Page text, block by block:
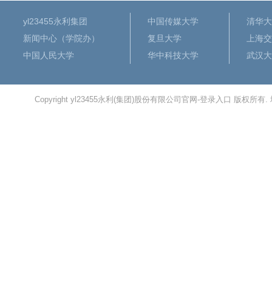
yl23455永利集团
新闻中心（学院办）
中国人民大学
中国传媒大学
复旦大学
华中科技大学
清华
上海
武汉
Copyright yl23455永利(集团)股份有限公司官网-登录入口 版权所